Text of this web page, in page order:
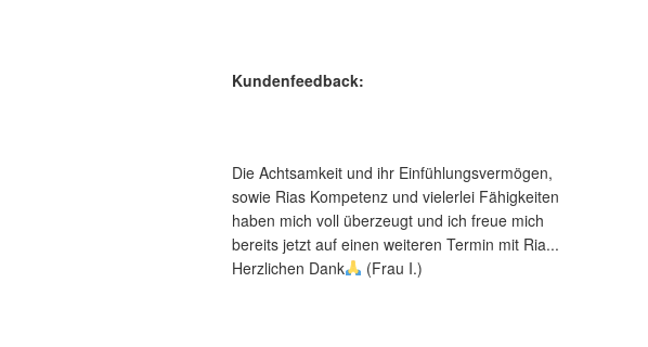
Kundenfeedback:
Die Achtsamkeit und ihr Einfühlungsvermögen,
sowie Rias Kompetenz und vielerlei Fähigkeiten
haben mich voll überzeugt und ich freue mich
bereits jetzt auf einen weiteren Termin mit Ria...
Herzlichen Dank
(Frau I.)